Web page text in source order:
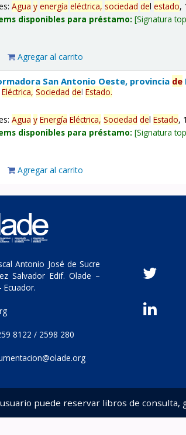
Agua y energía eléctrica, sociedad delestado,
disponibles para préstamo: Signatura
Agregar al carrito
San Antonio Oeste, provincia de
Eléctrica, Sociedad delEstado.
Agua y Energía Eléctrica, Sociedad delEstado,
disponibles para préstamo: Signatura
Agregar al carrito
Antonio José de Sucre
Salvador Edif. Olade –
Ecuador.
8122 / 2598 280
puede reservar libros de consulta,